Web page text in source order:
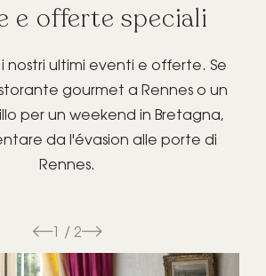
e offerte speciali
nostri ultimi eventi e offerte. Se
gourmet a Rennes o un
per un weekend in Bretagna,
da l'évasion alle porte di
Rennes.
1 / 2